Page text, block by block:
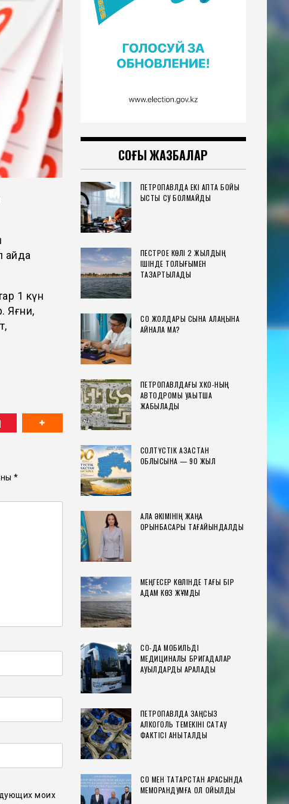
айда
1 күн
Яғни,
*
моих
СОҢҒЫ ЖАЗБАЛАР
ПЕТРОПАВЛДА ЕКІ АПТА БОЙЫ
ЫСТЫҚ СУ БОЛМАЙДЫ
ПЕСТРОЕ КӨЛІ 2 ЖЫЛДЫҢ
ІШІНДЕ ТОЛЫҒЫМЕН
ТАЗАРТЫЛАДЫ
СҚО ЖОЛДАРЫ СЫНАҚ АЛАҢЫНА
АЙНАЛА МА?
ПЕТРОПАВЛДАҒЫ ХҚКО-НЫҢ
АВТОДРОМЫ УАҚЫТША
ЖАБЫЛАДЫ
СОЛТҮСТІК ҚАЗАҚСТАН
ОБЛЫСЫНА — 90 ЖЫЛ
ҚАЛА ӘКІМІНІҢ ЖАҢА
ОРЫНБАСАРЫ ТАҒАЙЫНДАЛДЫ
МЕҢГЕСЕР КӨЛІНДЕ ТАҒЫ БІР
АДАМ КӨЗ ЖҰМДЫ
СҚО-ДА МОБИЛЬДІ
МЕДИЦИНАЛЫҚ БРИГАДАЛАР
АУЫЛДАРДЫ АРАЛАДЫ
ПЕТРОПАВЛДА ЗАҢСЫЗ
АЛКОГОЛЬ ТЕМЕКІНІ САҚТАУ
ФАКТІСІ АНЫҚТАЛДЫ
СҚО МЕН ТАТАРСТАН АРАСЫНДА
МЕМОРАНДУМҒА ҚОЛ ҚОЙЫЛДЫ